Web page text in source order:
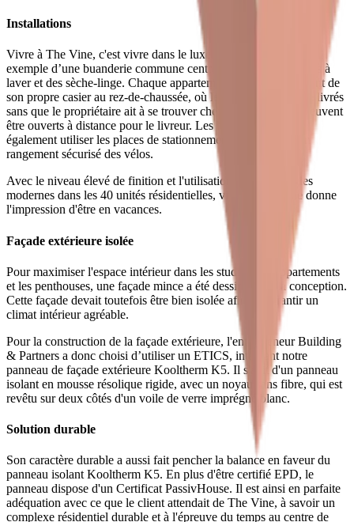
Installations
Vivre à The Vine, c'est vivre dans le luxe. Vous bénéficiez par
exemple d’une buanderie commune centrale avec des machines à
laver et des sèche-linge. Chaque appartement dispose également de
son propre casier au rez-de-chaussée, où les colis peuvent être livrés
sans que le propriétaire ait à se trouver chez lui. Ces casiers peuvent
être ouverts à distance pour le livreur. Les habitants peuvent
également utiliser les places de stationnement souterrain et un
rangement sécurisé des vélos.
Avec le niveau élevé de finition et l'utilisation de technologies
modernes dans les 40 unités résidentielles, vivre à The Vine donne
l'impression d'être en vacances.
Façade extérieure isolée
Pour maximiser l'espace intérieur dans les studios, les appartements
et les penthouses, une façade mince a été dessinée dès la conception.
Cette façade devait toutefois être bien isolée afin de garantir un
climat intérieur agréable.
Pour la construction de la façade extérieure, l'entrepreneur Building
& Partners a donc choisi d’utiliser un ETICS, intégrant notre
panneau de façade extérieure Kooltherm K5. Il s'agit d'un panneau
isolant en mousse résolique rigide, avec un noyau sans fibre, qui est
revêtu sur deux côtés d'un voile de verre imprégné blanc.
Solution durable
Son caractère durable a aussi fait pencher la balance en faveur du
panneau isolant Kooltherm K5. En plus d'être certifié EPD, le
panneau dispose d'un Certificat PassivHouse. Il est ainsi en parfaite
adéquation avec ce que le client attendait de The Vine, à savoir un
complexe résidentiel durable et à l'épreuve du temps au centre de